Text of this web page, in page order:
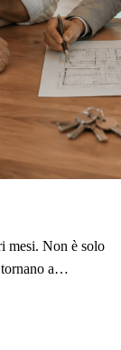
mesi. Non è solo
tornano a…